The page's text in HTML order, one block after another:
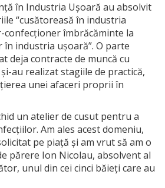
în Industria Ușoară au absolvit
“cusătoreasă în industria
confecționer îmbrăcăminte la
în industria ușoară”. O parte
deja contracte de muncă cu
au realizat stagiile de practică,
unei afaceri proprii în
un atelier de cusut pentru a
Am ales acest domeniu,
pe piață și am vrut să am o
părere Ion Nicolau, absolvent al
unul din cei cinci băieți care au